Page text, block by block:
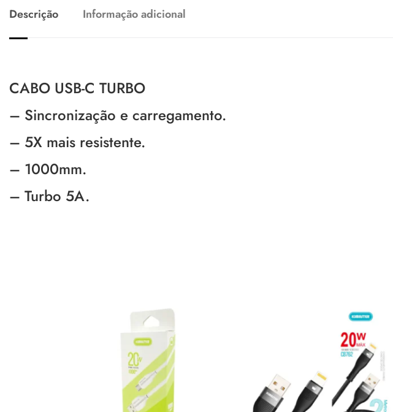
Descrição Informação adicional
CABO USB-C TURBO
– Sincronização e carregamento.
– 5X mais resistente.
– 1000mm.
– Turbo 5A.